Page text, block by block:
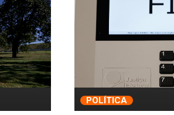
POLÍTICA